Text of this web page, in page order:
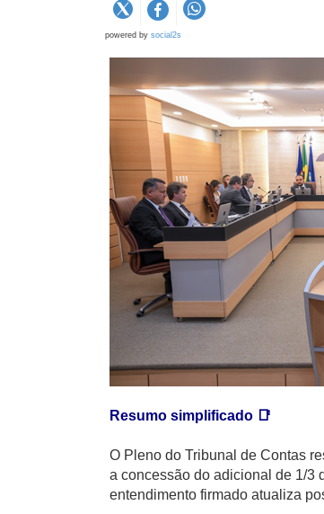
powered by social2s
Resumo simplificado 📑
O Pleno do Tribunal de Contas
a concessão do adicional de 1/3
entendimento firmado atualiza